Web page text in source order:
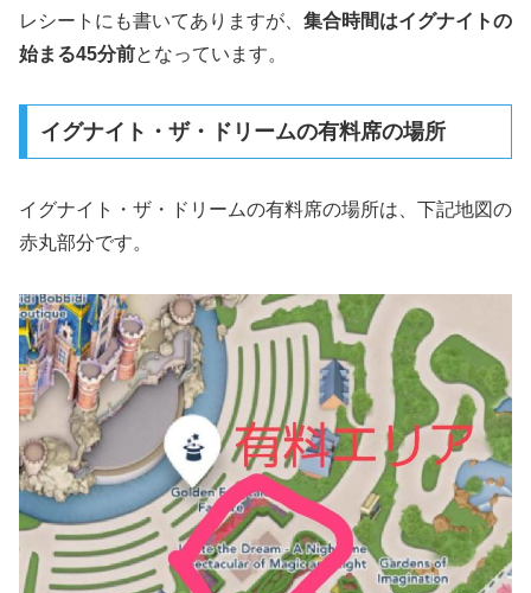
レシートにも書いてありますが、 集合時間はイグナイトの
始まる45分前となっています。
イグナイト・ザ・ドリームの有料席の場所
イグナイト・ザ・ドリームの有料席の場所は、下記地図の
赤丸部分です。